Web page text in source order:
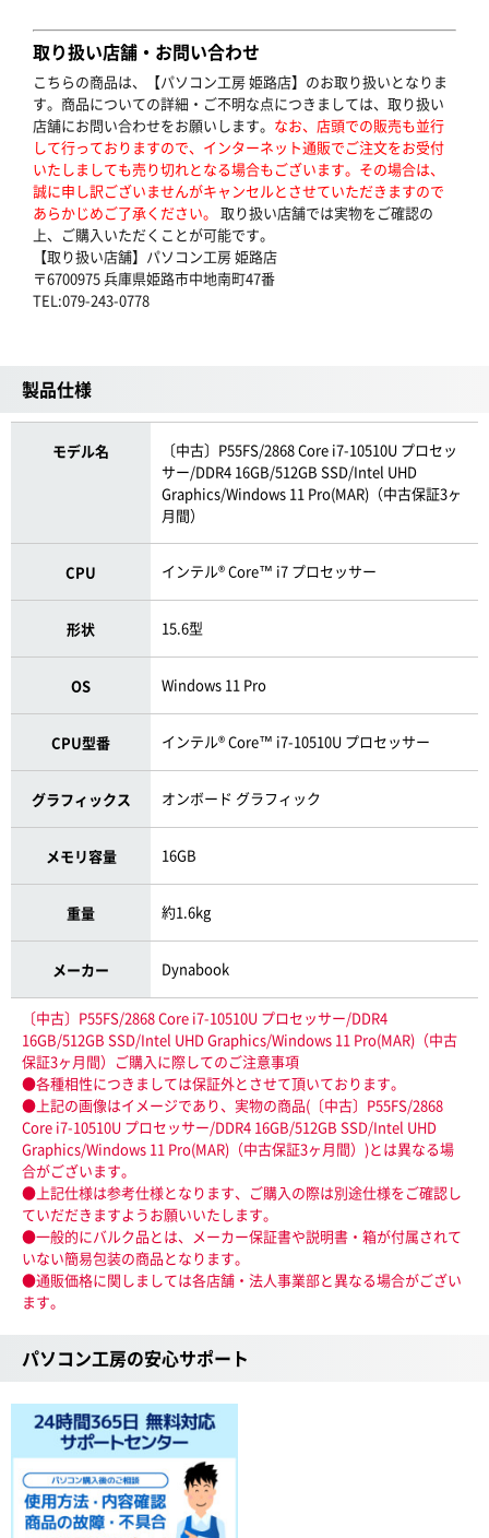
取り扱い店舗・お問い合わせ
こちらの商品は、【パソコン工房 姫路店】のお取り扱いとなりま
す。商品についての詳細・ご不明な点につきましては、取り扱い
店舗にお問い合わせをお願いします。 なお、店頭での販売も並行
して行っておりますので、インターネット通販でご注文をお受付
いたしましても売り切れとなる場合もございます。その場合は、
誠に申し訳ございませんがキャンセルとさせていただきますので
あらかじめご了承ください。 取り扱い店舗では実物をご確認の
上、ご購入いただくことが可能です。
【取り扱い店舗】パソコン工房 姫路店
〒6700975 兵庫県姫路市中地南町47番
TEL:079-243-0778
製品仕様
モデル名
〔中古〕P55FS/2868 Core i7-10510U プロセッ
サー/DDR4 16GB/512GB SSD/Intel UHD
Graphics/Windows 11 Pro(MAR)（中古保証3ヶ
月間）
CPU インテル® Core™ i7 プロセッサー
形状 15.6型
OS Windows 11 Pro
CPU型番 インテル® Core™ i7-10510U プロセッサー
グラフィックス オンボード グラフィック
メモリ容量 16GB
重量 約1.6kg
メーカー Dynabook
〔中古〕P55FS/2868 Core i7-10510U プロセッサー/DDR4
16GB/512GB SSD/Intel UHD Graphics/Windows 11 Pro(MAR)（中古
保証3ヶ月間）ご購入に際してのご注意事項
●各種相性につきましては保証外とさせて頂いております。
●上記の画像はイメージであり、実物の商品(〔中古〕P55FS/2868
Core i7-10510U プロセッサー/DDR4 16GB/512GB SSD/Intel UHD
Graphics/Windows 11 Pro(MAR)（中古保証3ヶ月間）)とは異なる場
合がございます。
●上記仕様は参考仕様となります、ご購入の際は別途仕様をご確認し
ていだだきますようお願いいたします。
●一般的にバルク品とは、メーカー保証書や説明書・箱が付属されて
いない簡易包装の商品となります。
●通販価格に関しましては各店舗・法人事業部と異なる場合がござい
ます。
パソコン工房の安心サポート